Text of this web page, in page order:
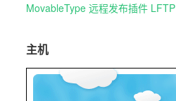
MovableType 远程发布插件 LFTP
主机